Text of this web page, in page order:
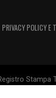
PRIVACY POLICY E